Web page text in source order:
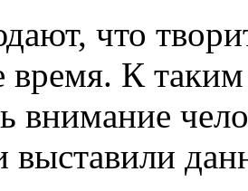
что
время. К
внимание
выставили